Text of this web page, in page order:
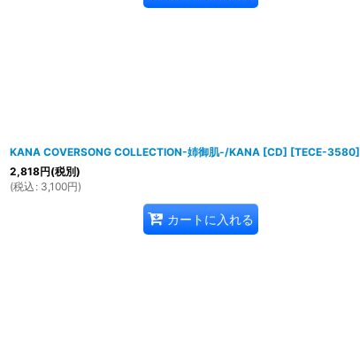
KANA COVERSONG COLLECTION-姉御肌-/KANA [CD] [TECE-3580]
2,818円(税別)
(税込 : 3,100円)
カートに入れる